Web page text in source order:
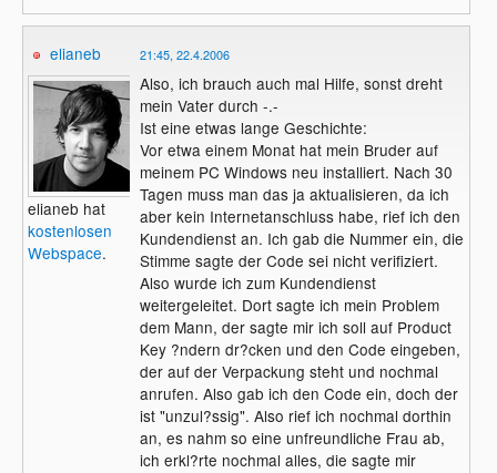
elianeb
elianeb hat
kostenlosen
Webspace.
21:45, 22.4.2006
Also, ich brauch auch mal Hilfe, sonst dreht
mein Vater durch -.-
Ist eine etwas lange Geschichte:
Vor etwa einem Monat hat mein Bruder auf
meinem PC Windows neu installiert. Nach 30
Tagen muss man das ja aktualisieren, da ich
aber kein Internetanschluss habe, rief ich den
Kundendienst an. Ich gab die Nummer ein, die
Stimme sagte der Code sei nicht verifiziert.
Also wurde ich zum Kundendienst
weitergeleitet. Dort sagte ich mein Problem
dem Mann, der sagte mir ich soll auf Product
Key ?ndern dr?cken und den Code eingeben,
der auf der Verpackung steht und nochmal
anrufen. Also gab ich den Code ein, doch der
ist "unzul?ssig". Also rief ich nochmal dorthin
an, es nahm so eine unfreundliche Frau ab,
ich erkl?rte nochmal alles, die sagte mir